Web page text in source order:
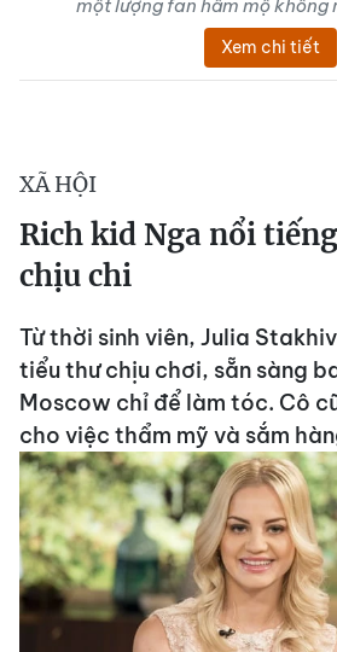
một lượng fan hâm mộ không
Xem chi tiết
XÃ HỘI
Rich kid Nga nổi
chịu chi
Từ thời sinh viên, Julia
tiểu thư chịu chơi, sẵn sàng
Moscow chỉ để làm tóc. Cô
cho việc thẩm mỹ và sắm